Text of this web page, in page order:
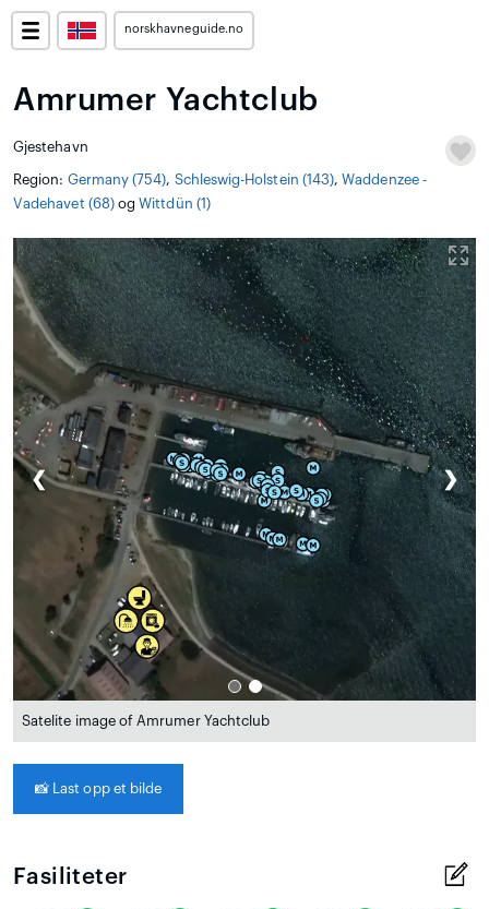
norskhavneguide.no
Amrumer Yachtclub
Gjestehavn
Region: Germany (754), Schleswig-Holstein (143),Waddenzee -
Vadehavet (68)ogWittdün (1)
❮ ❯
Satelite image of Amrumer Yachtclub
📸 Last opp et bilde
Fasiliteter